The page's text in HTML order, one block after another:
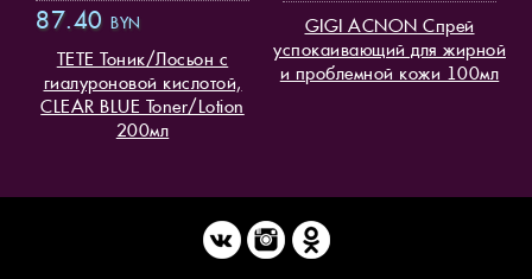
87.40 BYN
TETE Тоник/Лосьон с
гиалуроновой кислотой,
CLEAR BLUE Toner/Lotion
200мл
GIGI ACNON Спрей
успокаивающий для жирной
и проблемной кожи 100мл